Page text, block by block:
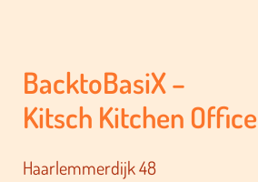
BacktoBasiX –
Kitsch Kitchen Office
Haarlemmerdijk 48